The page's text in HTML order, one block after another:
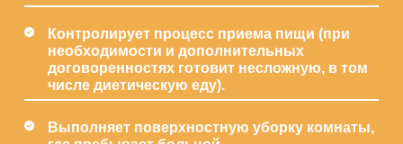
Контролирует процесс приема пищи (при
необходимости и дополнительных
договоренностях готовит несложную, в том
числе диетическую еду).
Выполняет поверхностную уборку комнаты,